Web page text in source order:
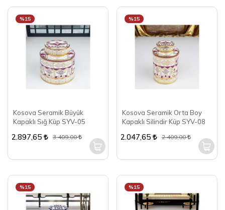
Kosova Seramik Büyük
Kapaklı Sığ Küp SYV-05
%15
2.897,65 3.409,00
Kosova Seramik Orta Boy
Kapaklı Silindir Küp SYV-08
%15
2.047,65 2.409,00
%15 %15